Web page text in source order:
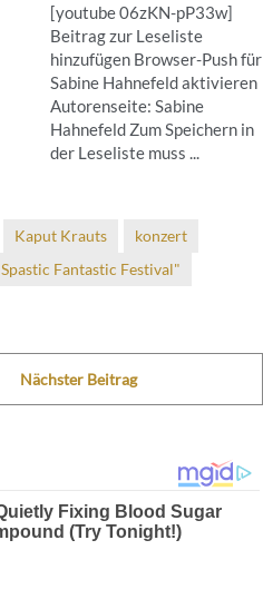
[youtube 06zKN-pP33w]
Beitrag zur Leseliste
hinzufügen Browser-Push für
Sabine Hahnefeld aktivieren
Autorenseite: Sabine
Hahnefeld Zum Speichern in
der Leseliste muss ...
Kaput Krauts
konzert
Spastic Fantastic Festival"
Nächster Beitrag